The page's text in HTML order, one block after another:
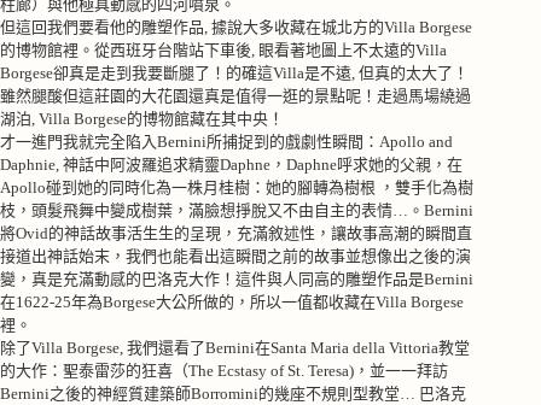
柱廊）與他極具動感的四河噴泉。
但這回我們要看他的雕塑作品, 據說大多收藏在城北方的Villa Borgese
的博物館裡。從西班牙台階站下車後, 眼看著地圖上不太遠的Villa
Borgese卻真是走到我要斷腿了！的確這Villa是不遠, 但真的太大了！
雖然腿酸但這莊園的大花園還真是值得一逛的景點呢！走過馬場繞過
湖泊, Villa Borgese的博物館藏在其中央！
才一進門我就完全陷入Bernini所捕捉到的戲劇性瞬間：Apollo and
Daphnie, 神話中阿波羅追求精靈Daphne，Daphne呼求她的父親，在
Apollo碰到她的同時化為一株月桂樹：她的腳轉為樹根 ，雙手化為樹
枝，頭髮飛舞中變成樹葉，滿臉想掙脫又不由自主的表情…。Bernini
將Ovid的神話故事活生生的呈現，充滿敘述性，讓故事高潮的瞬間直
接道出神話始末，我們也能看出這瞬間之前的故事並想像出之後的演
變，真是充滿動感的巴洛克大作！這件與人同高的雕塑作品是Bernini
在1622-25年為Borgese大公所做的，所以一值都收藏在Villa Borgese
裡。
除了Villa Borgese, 我們還看了Bernini在Santa Maria della Vittoria教堂
的大作：聖泰雷莎的狂喜（The Ecstasy of St. Teresa)，並一一拜訪
Bernini之後的神經質建築師Borromini的幾座不規則型教堂… 巴洛克